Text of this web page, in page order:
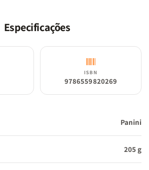
Especificações
ISBN
9786559820269
Panini
205 g